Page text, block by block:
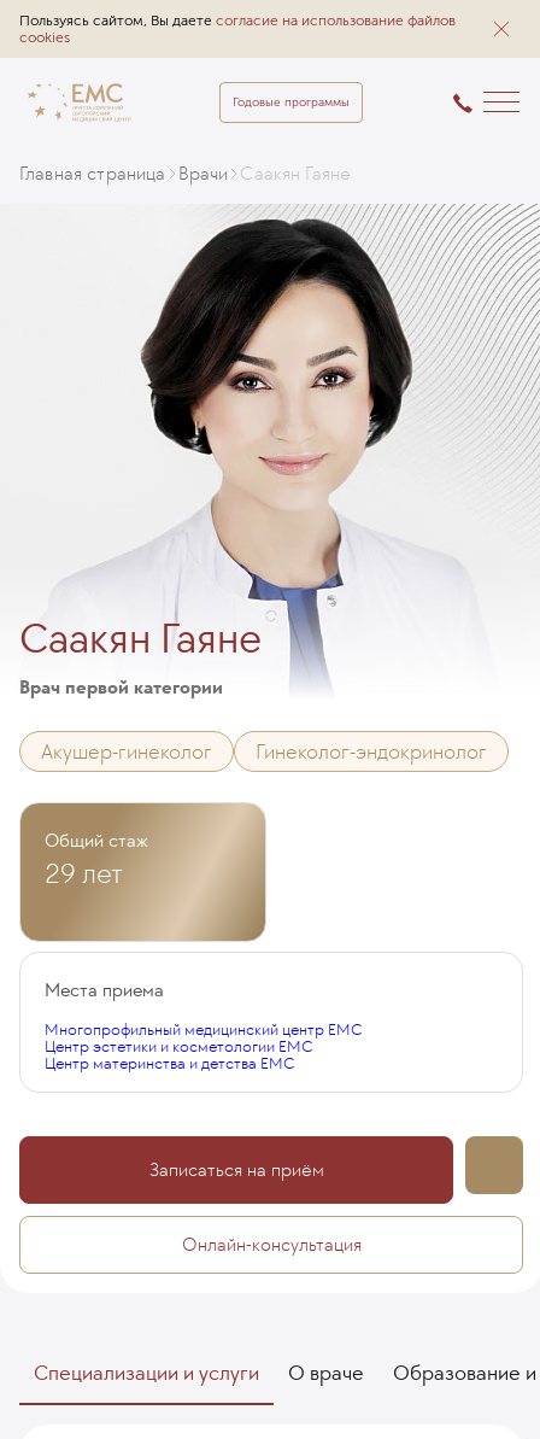
Пользуясь сайтом, Вы даете согласие на использование файлов
cookies
Годовые программы
Главная страница Врачи Саакян Гаяне
Саакян Гаяне
Врач первой категории
Акушер-гинеколог Гинеколог-эндокринолог
Общий стаж
29 лет
Места приема
Многопрофильный медицинский центр EMC
Центр эстетики и косметологии EMC
Центр материнства и детства EMC
Записаться на приём
Онлайн-консультация
Специализации и услуги О враче Образование